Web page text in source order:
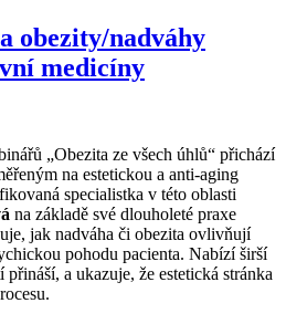
obezity/nadváhy
medicíny
„Obezita ze všech úhlů“ přichází
na estetickou a anti-aging
specialistka v této oblasti
na základě své dlouholeté praxe
jak nadváha či obezita ovlivňují
pohodu pacienta. Nabízí širší
a ukazuje, že estetická stránka